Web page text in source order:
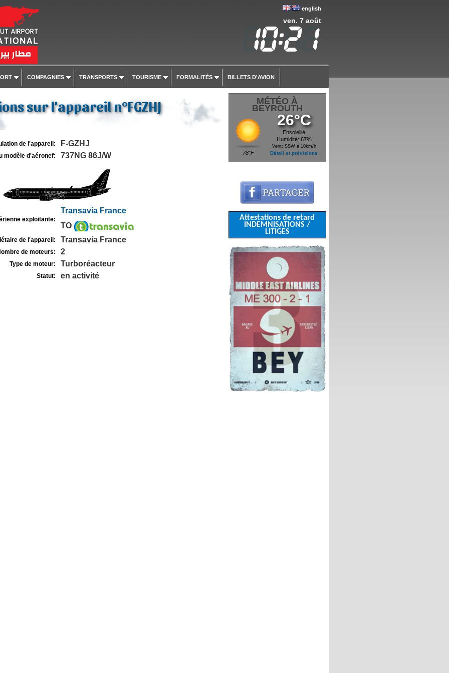
english
ven. 7 août
COMPAGNIES TRANSPORTS TOURISME FORMALITÉS BILLETS D'AVION
sur l'appareil n°FGZHJ
de l'appareil: F-GZHJ
modèle d'aéronef: 737NG 86J/W
exploitante:
Transavia France
TO
de l'appareil: Transavia France
de moteurs: 2
Type de moteur: Turboréacteur
Statut: en activité
MÉTÉO À
BEYROUTH
78°F
26°C
Ensoleillé
Humidité: 67%
Vent: SSW à 10km/h
Détail et prévisions
Attestations de retard
INDEMNISATIONS /
LITIGES